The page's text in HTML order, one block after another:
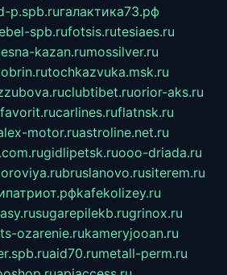
p.spb.ruгалактика73.рф
spb.rufotsis.rutesiaes.ru
kazan.rumossilver.ru
tochkazvuka.msk.ru
clubtibet.ruorior-aks.ru
carlines.ruflatnsk.ru
motor.ruastroline.net.ru
gidlipetsk.ruooo-driada.ru
bruslanovo.rusiterem.ru
kafekolizey.ru
sugarepilekb.rugrinox.ru
ozarenie.rukameryjooan.ru
aid70.rumetall-perm.ru